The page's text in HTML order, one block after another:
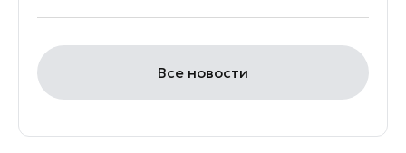
Все новости